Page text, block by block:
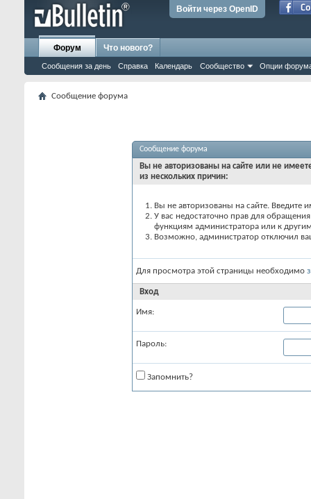
Войти через OpenID
Форум
Сообщения за день Справка Календарь Сообщество Опции
Что нового?
Сообщение форума
Сообщение форума
Вы не авторизованы на сайте или не
из нескольких причин:
Вы не авторизованы на сайте. Введите
У вас недостаточно прав для
функциям администратора или к
Возможно, администратор отключил
Для просмотра этой страницы необходимо
Вход
Имя:
Пароль:
Запомнить?